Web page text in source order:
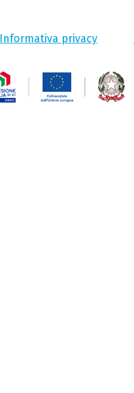
Informativa privacy